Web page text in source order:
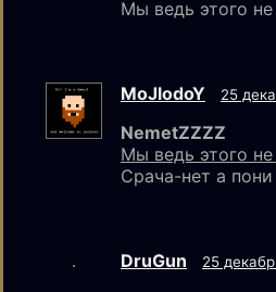
Мы ведь этого
MoJlodoY 25
NemetZZZZ
Мы ведь этого
Срача-нет а
DruGun 25